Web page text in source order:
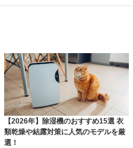
【2026年】除湿機のおすすめ15選 衣
類乾燥や結露対策に人気のモデルを厳
選！